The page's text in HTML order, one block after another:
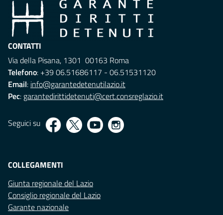
CONTATTI
Via della Pisana, 1301 00163 Roma
Telefono: +39 06.51686117 - 06.51531120
Email: info@garantedetenutilazio.it
Pec: garantedirittidetenuti@cert.consreglazio.it
Seguici su
COLLEGAMENTI
Giunta regionale del Lazio
Consiglio regionale del Lazio
Garante nazionale